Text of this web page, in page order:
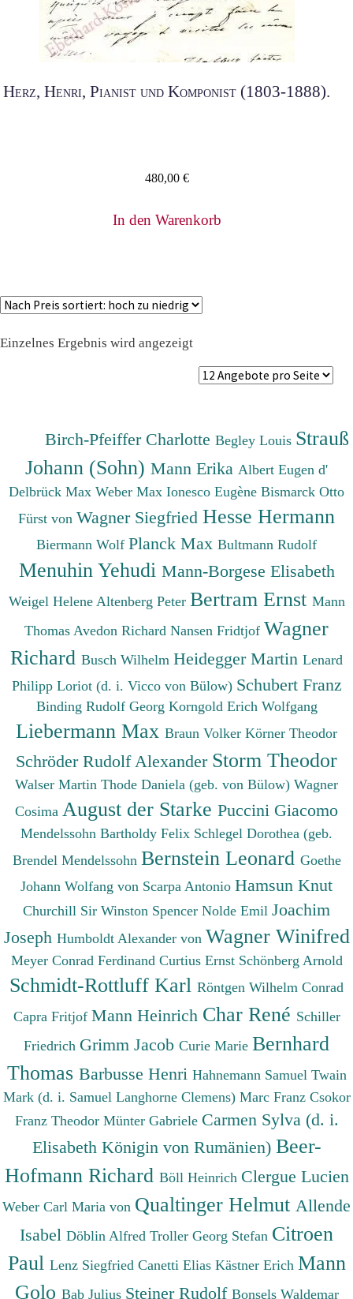
Herz, Henri, Pianist und Komponist (1803-1888).
480,00 €
In den Warenkorb
Einzelnes Ergebnis wird angezeigt
Birch-Pfeiffer CharlotteBegley Louis Strauß
Johann (Sohn) Mann Erika Albert Eugen d'
Delbrück Max Weber Max Ionesco Eugène Bismarck Otto
Fürst von Wagner Siegfried Hesse Hermann
Biermann Wolf Planck Max Bultmann Rudolf
Menuhin Yehudi Mann-Borgese Elisabeth
Weigel Helene Altenberg Peter Bertram Ernst Mann
Thomas Avedon Richard Nansen Fridtjof Wagner
Richard Busch Wilhelm Heidegger Martin Lenard
Philipp Loriot (d. i. Vicco von Bülow) Schubert Franz
Binding Rudolf Georg Korngold Erich Wolfgang
Liebermann Max Braun Volker Körner Theodor
Schröder Rudolf Alexander Storm Theodor
Walser Martin Thode Daniela (geb. von Bülow) Wagner
Cosima August der Starke Puccini Giacomo
Mendelssohn Bartholdy Felix Schlegel Dorothea (geb.
Brendel Mendelssohn Bernstein Leonard Goethe
Johann Wolfang von Scarpa Antonio Hamsun Knut
Churchill Sir Winston Spencer Nolde Emil Joachim
Joseph Humboldt Alexander von Wagner Winifred
Meyer Conrad Ferdinand Curtius Ernst Schönberg Arnold
Schmidt-Rottluff Karl Röntgen Wilhelm Conrad
Capra Fritjof Mann Heinrich Char René Schiller
Friedrich Grimm Jacob Curie Marie Bernhard
Thomas Barbusse Henri Hahnemann Samuel Twain
Mark (d. i. Samuel Langhorne Clemens) Marc Franz Csokor
Franz Theodor Münter Gabriele Carmen Sylva (d. i.
Elisabeth Königin von Rumänien) Beer-
Hofmann Richard Böll Heinrich Clergue Lucien
Weber Carl Maria von Qualtinger Helmut Allende
Isabel Döblin Alfred Troller Georg Stefan Citroen
Paul Lenz Siegfried Canetti Elias Kästner Erich Mann
Golo Bab Julius Steiner Rudolf Bonsels Waldemar